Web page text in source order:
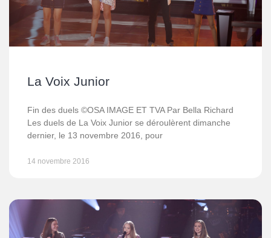
La Voix Junior
Fin des duels ©OSA IMAGE ET TVA Par Bella Richard
Les duels de La Voix Junior se déroulèrent dimanche
dernier, le 13 novembre 2016, pour
14 novembre 2016